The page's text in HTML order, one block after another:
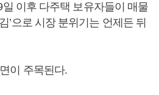
이후 다주택 보유자들이 매물
’으로 시장 분위기는 언제든 뒤
이 주목된다.